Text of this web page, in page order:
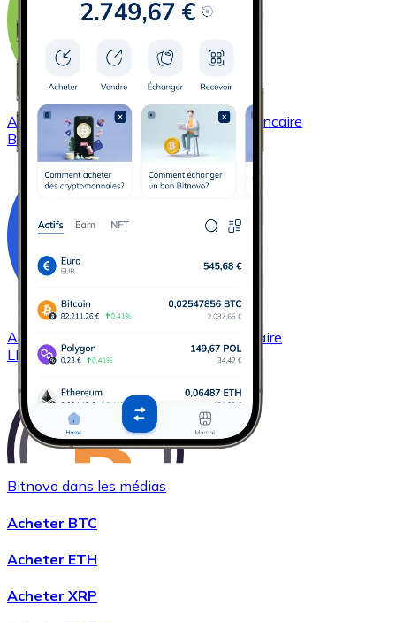
Acheter Bitcoin Cash avec virement bancaire
BCH
Acheter
avec virement bancaire
LINK
AcheterWrapped Bitcoin
WBTC
Bitnovo dans les médias
Acheter BTC
Acheter ETH
Acheter XRP